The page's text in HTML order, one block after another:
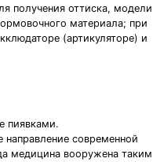
получения оттиска, модели
материала; при
(артикуляторе) и
пиявками.
направление современной
медицина вооружена таким